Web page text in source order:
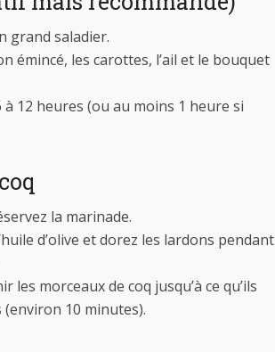
grand saladier.
émincé, les carottes, l’ail et le bouquet
12 heures (ou au moins 1 heure si
la marinade.
d’olive et dorez les lardons pendant
morceaux de coq jusqu’à ce qu’ils
10 minutes).